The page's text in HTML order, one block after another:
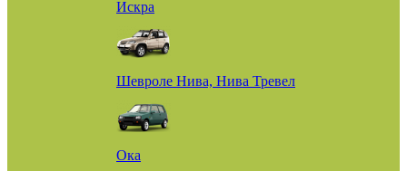
Искра
Шевроле Нива, Нива Тревел
Ока